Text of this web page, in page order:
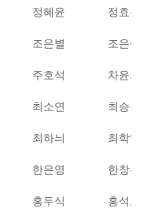
정혜윤 정효은
조은별 조은아
주호석 차윤지
최소연 최승우
최하늬 최학열
한은영 한창완
홍두식 홍석표